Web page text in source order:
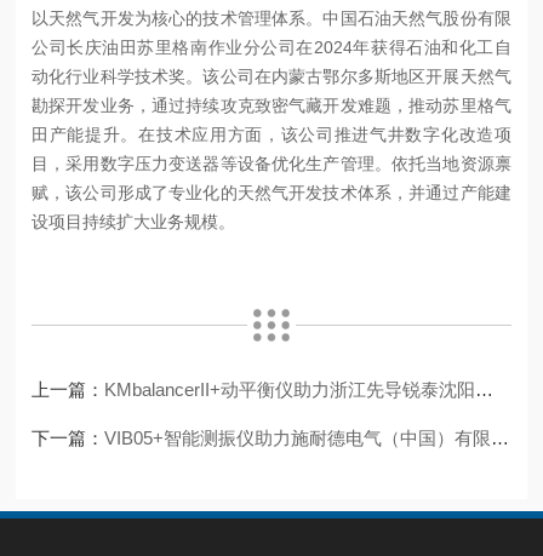
以天然气开发为核心的技术管理体系。中国石油天然气股份有限
公司长庆油田苏里格南作业分公司在2024年获得石油和化工自
动化行业科学技术奖。该公司在内蒙古鄂尔多斯地区开展天然气
勘探开发业务，通过持续攻克致密气藏开发难题，推动苏里格气
田产能提升。在技术应用方面，该公司推进气井数字化改造项
目，采用数字压力变送器等设备优化生产管理。依托当地资源禀
赋，该公司形成了专业化的天然气开发技术体系，并通过产能建
设项目持续扩大业务规模。
上一篇： KMbalancerII+动平衡仪助力浙江先导锐泰沈阳分公司CT机解决不平衡问题！
下一篇：VIB05+智能测振仪助力施耐德电气（中国）有限公司解决设备振动异常问题！